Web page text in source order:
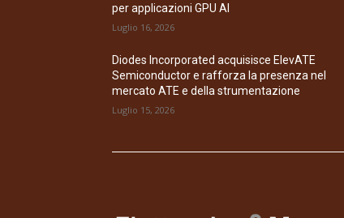
per applicazioni GPU AI
Luglio 16, 2026
Diodes Incorporated acquisisce ElevATE
Semiconductor e rafforza la presenza nel
mercato ATE e della strumentazione
Luglio 15, 2026